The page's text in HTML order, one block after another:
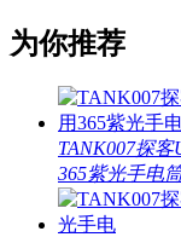
为你推荐
TANK007探
365紫光手电